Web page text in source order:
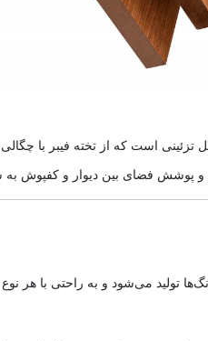
تزئینی است که از تخته فیبر با
و پوشش فضای بین دیوار و کفپوش
تولید می‌شود و به راحتی با